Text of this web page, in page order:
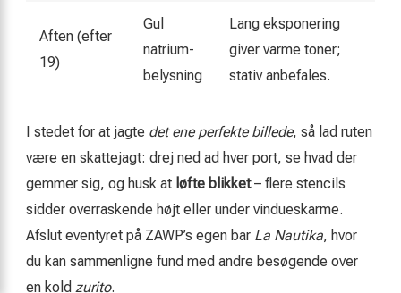
Aften (efter
19)
Gul
natrium­
belysning
Lang eksponering
giver varme toner;
stativ anbefales.
I stedet for at jagte det ene perfekte billede, så lad ruten
være en skattejagt: drej ned ad hver port, se hvad der
gemmer sig, og husk at løfte blikket– flere stencils
sidder overraskende højt eller under vindueskarme.
Afslut eventyret på ZAWP’s egen bar La Nautika, hvor
du kan sammenligne fund med andre besøgende over
en kold zurito.